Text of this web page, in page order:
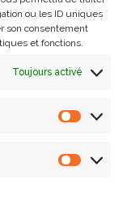
ou les ID uniques
son consentement
et fonctions.
Toujours activé
"Compilation
.
unpublished, 2022.